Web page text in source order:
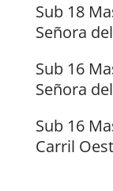
Sub 18
Señora
Sub 16
Señora
Sub 16
Carril